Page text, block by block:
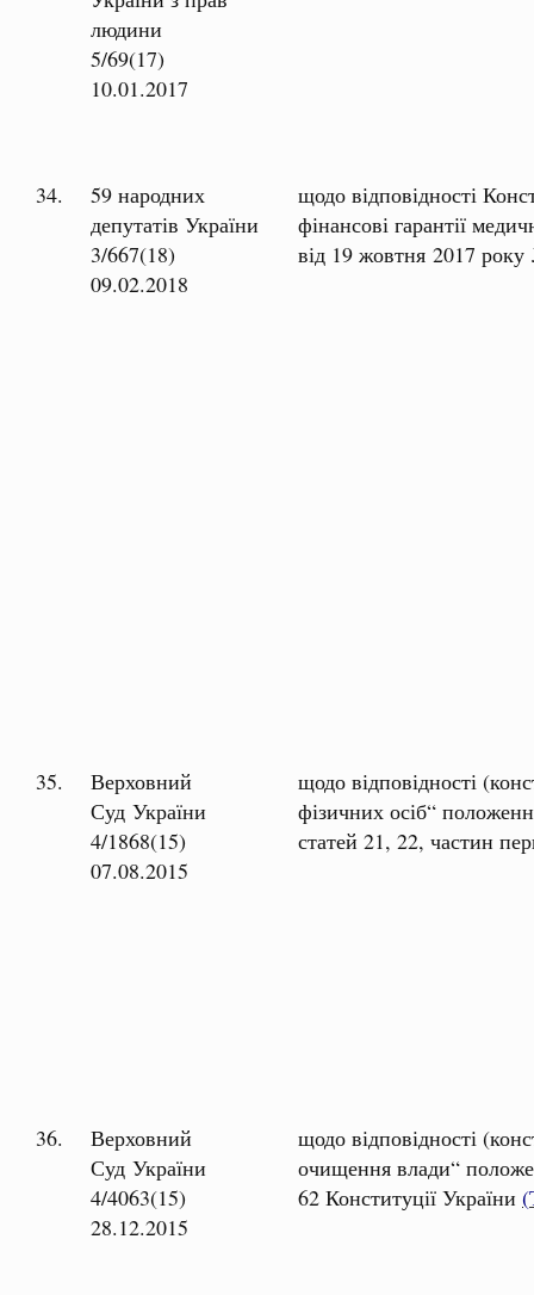
людини
5/69(17)
10.01.2017
34.
59 народних
депутатів України
3/667(18)
09.02.2018
щодо відповідності
фінансові гарантії
від 19 жовтня 2017
35.
Верховний
Суд України
4/1868(15)
07.08.2015
щодо відповідності
фізичних осіб“
статей 21, 22, частин
36.
Верховний
Суд України
4/4063(15)
28.12.2015
щодо відповідності
очищення влади“
62 Конституції України (